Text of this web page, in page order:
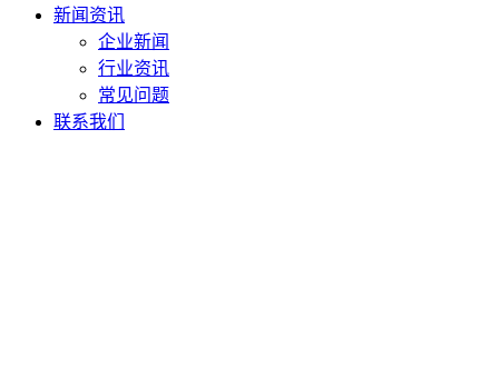
新闻资讯
企业新闻
行业资讯
常见问题
联系我们